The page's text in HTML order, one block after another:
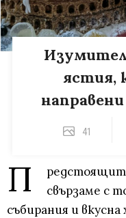
ястия,
41
П
свързаме с
събирания и вкусна